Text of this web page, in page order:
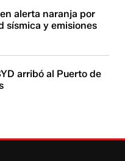
alerta naranja por
sísmica y emisiones
arribó al Puerto de